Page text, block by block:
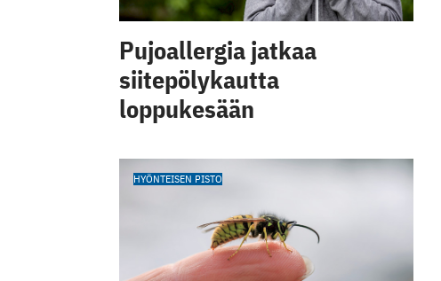
Pujoallergia jatkaa
siitepölykautta
loppukesään
HYÖNTEISEN PISTO